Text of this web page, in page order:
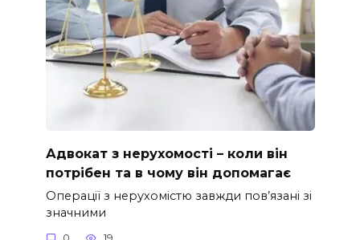
Адвокат з нерухомості – коли він
потрібен та в чому він допомагає
Операції з нерухомістю завжди пов’язані зі
значними